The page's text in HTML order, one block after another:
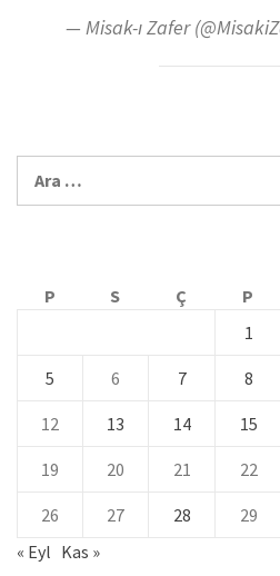
— Misak-ı Zafer
P
S Ç P
1
5 6 7 8
12 13 14 15
19 20 21 22
26 27 28 29
« Eyl Kas »